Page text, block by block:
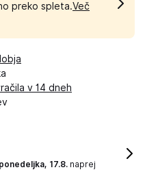
preko spleta.Več
v 14 dneh
ponedeljka, 17.8. naprej